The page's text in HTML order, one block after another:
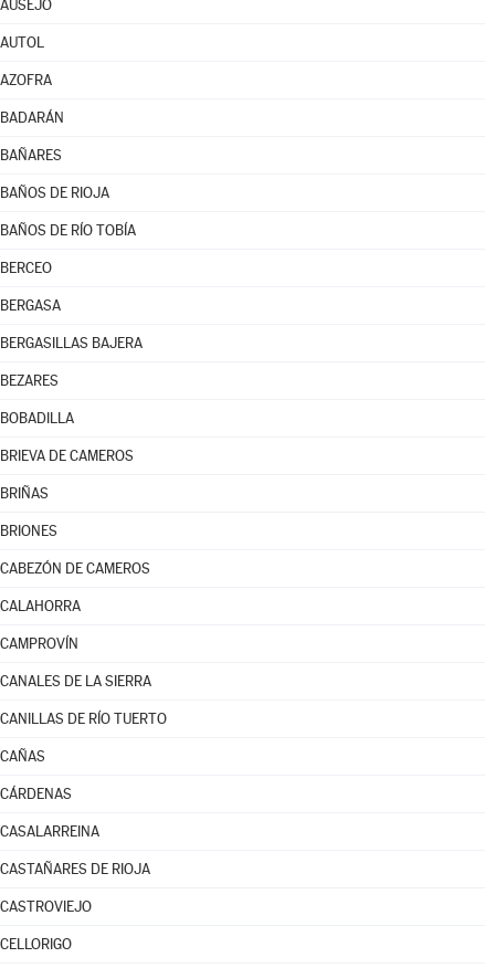
AUSEJO
AUTOL
AZOFRA
BADARÁN
BAÑARES
BAÑOS DE RIOJA
BAÑOS DE RÍO TOBÍA
BERCEO
BERGASA
BERGASILLAS BAJERA
BEZARES
BOBADILLA
BRIEVA DE CAMEROS
BRIÑAS
BRIONES
CABEZÓN DE CAMEROS
CALAHORRA
CAMPROVÍN
CANALES DE LA SIERRA
CANILLAS DE RÍO TUERTO
CAÑAS
CÁRDENAS
CASALARREINA
CASTAÑARES DE RIOJA
CASTROVIEJO
CELLORIGO